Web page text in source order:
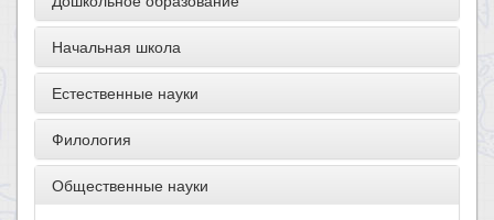
Начальная школа
Естественные науки
Филология
Общественные науки